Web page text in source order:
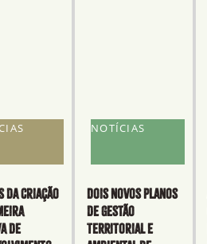
da criação
de
NOTÍCIAS
Dois novos Planos
de Gestão
Territorial e